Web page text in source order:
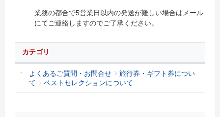
業務の都合で5営業日以内の発送が難しい場合はメール
にてご連絡しますのでご了承ください。
カテゴリ
よくあるご質問・お問合せ
旅行券・ギフト券につい
て
ベストセレクションについて